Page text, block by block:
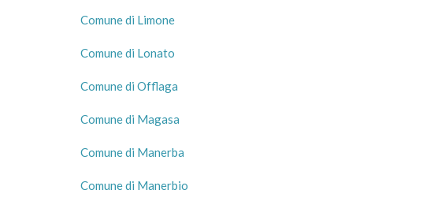
Comune di Limone
Comune di Lonato
Comune di Offlaga
Comune di Magasa
Comune di Manerba
Comune di Manerbio